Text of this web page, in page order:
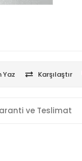
Yaz Karşılaştır
ve Teslimat